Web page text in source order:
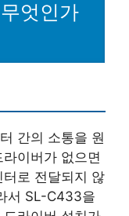
엇인가
간의 소통을 원
이버가 없으면
로 전달되지 않
서 SL-C433을